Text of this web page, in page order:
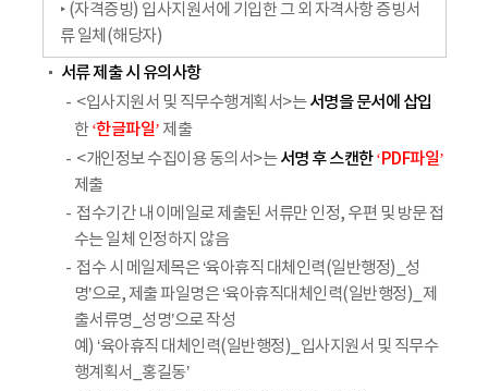
‣ (자격증빙) 입사지원서에 기입한 그 외 자격사항 증빙서
류 일체(해당자)
서류 제출 시 유의사항
<입사지원서 및 직무수행계획서>는서명을 문서에 삽입
한‘한글파일’ 제출
<개인정보 수집이용 동의서>는서명 후 스캔한‘PDF파일’
제출
접수기간 내 이메일로 제출된 서류만 인정, 우편 및 방문 접
수는 일체 인정하지 않음
접수 시 메일제목은 ‘육아휴직 대체인력(일반행정)_성
명’으로, 제출 파일명은 ‘육아휴직대체인력(일반행정)_제
출서류명_성명’으로 작성
예) ‘육아휴직 대체인력(일반행정)_입사지원서 및 직무수
행계획서_홍길동’